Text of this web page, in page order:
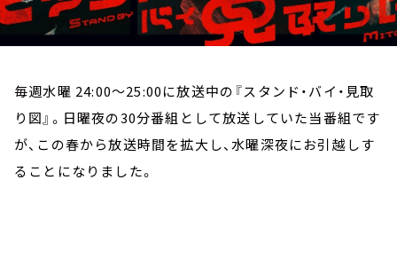
毎週水曜 24:00～25:00に放送中の『スタンド・バイ・見取
り図』。日曜夜の30分番組として放送していた当番組です
が、この春から放送時間を拡大し、水曜深夜にお引越しす
ることになりました。